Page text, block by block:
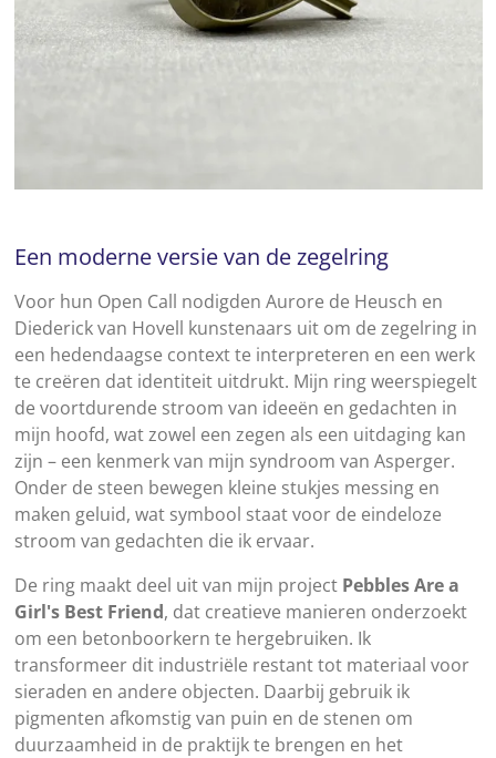
Een moderne versie van de zegelring
Voor hun Open Call nodigden Aurore de Heusch en
Diederick van Hovell kunstenaars uit om de zegelring in
een hedendaagse context te interpreteren en een werk
te creëren dat identiteit uitdrukt. Mijn ring weerspiegelt
de voortdurende stroom van ideeën en gedachten in
mijn hoofd, wat zowel een zegen als een uitdaging kan
zijn – een kenmerk van mijn syndroom van Asperger.
Onder de steen bewegen kleine stukjes messing en
maken geluid, wat symbool staat voor de eindeloze
stroom van gedachten die ik ervaar.
De ring maakt deel uit van mijn projectPebbles Are a
Girl's Best Friend, dat creatieve manieren onderzoekt
om een betonboorkern te hergebruiken. Ik
transformeer dit industriële restant tot materiaal voor
sieraden en andere objecten. Daarbij gebruik ik
pigmenten afkomstig van puin en de stenen om
duurzaamheid in de praktijk te brengen en het